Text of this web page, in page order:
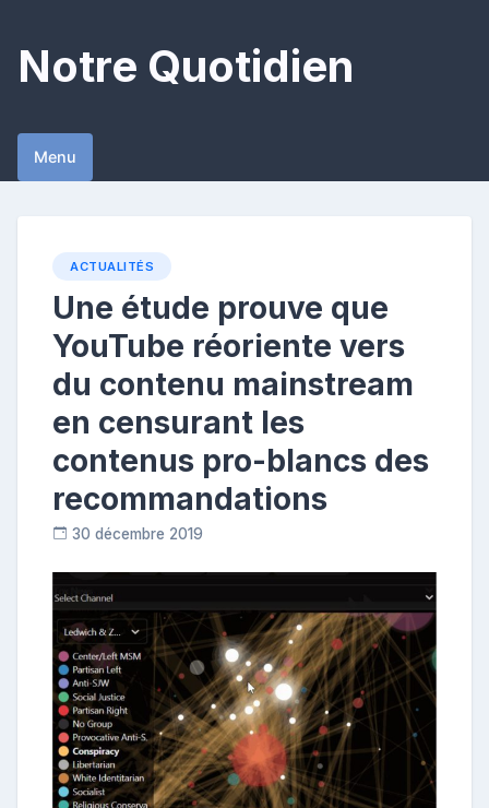
content
Notre Quotidien
Menu
ACTUALITÉS
Une étude prouve que
YouTube réoriente vers
du contenu mainstream
en censurant les
contenus pro-blancs des
recommandations
30 décembre 2019
o
s
t
e
u
r